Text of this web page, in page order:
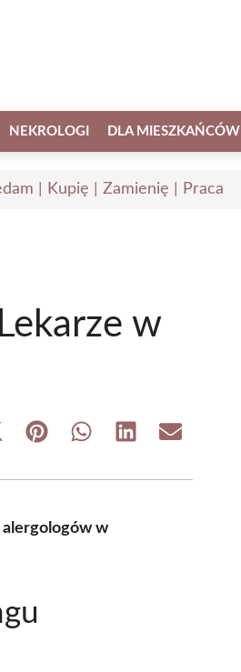
NEKROLOGI DLA MIESZKAŃCÓW
| Kupię | Zamienię | Praca
w
Share Share Share Share
w